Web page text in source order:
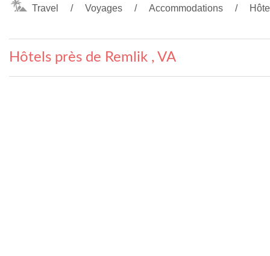
Travel Voyages Accommodations
Hôtels près de Remlik , VA